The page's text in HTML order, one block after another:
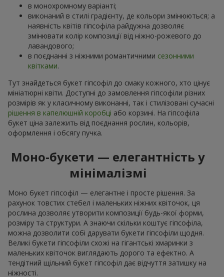
в монохромному варіанті;
виконаний в стилі градієнту, де кольори змінюються; а
наявність квітів гіпсофіла райдужна дозволяє
змінювати колір композиції від ніжно-рожевого до
лавандового;
в поєднанні з ніжними романтичними сезонними
квітками.
Тут знайдеться букет гіпсофіл до смаку кожного, хто цінує
мініатюрні квіти. Доступні до замовлення гіпсофіли різних
розмірів як у класичному виконанні, так і стилізовані сучасні
рішення в капелюшній коробці або корзині. На гіпсофіла
букет ціна залежить від поєднання рослин, кольорів,
оформлення і обсягу пучка.
Моно-букети — елегантність у
мінімалізмі
Моно букет гіпсофіл — елегантне і просте рішення. За
рахунок товстих стебел і маленьких ніжних квіточок, ця
рослина дозволяє утворити композиції будь-якої форми,
розміру та структури. А знаючи скільки коштує гіпсофіла,
можна дозволити собі дарувати букети гіпсофіли щодня.
Великі букети гіпсофіли схожі на гігантські хмаринки з
маленьких квіточок виглядають дорого та ефектно. А
тендітний щільний букет гіпсофіл дає відчуття затишку на
ніжності.